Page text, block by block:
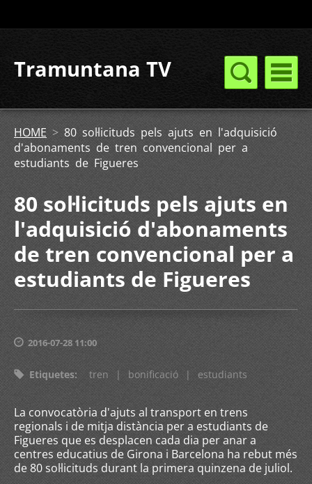
Tramuntana TV
HOME > 80 sol·licituds pels ajuts en l'adquisició
d'abonaments de tren convencional per a
estudiants de Figueres
80 sol·licituds pels ajuts en
l'adquisició d'abonaments
de tren convencional per a
estudiants de Figueres
2016-07-28 11:00
Etiquetes: tren | bonificació | estudiants
La convocatòria d'ajuts al transport en trens
regionals i de mitja distància per a estudiants de
Figueres que es desplacen cada dia per anar a
centres educatius de Girona i Barcelona ha rebut més
de 80 sol·licituds durant la primera quinzena de juliol.